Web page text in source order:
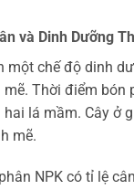
và Dinh Dưỡng
một chế độ dinh
Thời điểm bón
lá mầm. Cây ở
mẽ.
NPK có tỉ lệ